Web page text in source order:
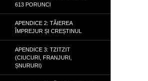
613 PORUNCI
APENDICE 2: TĂIEREA
ÎMPREJUR ȘI CREȘTINUL
APENDICE 3: TZITZIT
(CIUCURI, FRANJURI,
ȘNURURI)